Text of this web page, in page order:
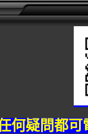
何疑問都